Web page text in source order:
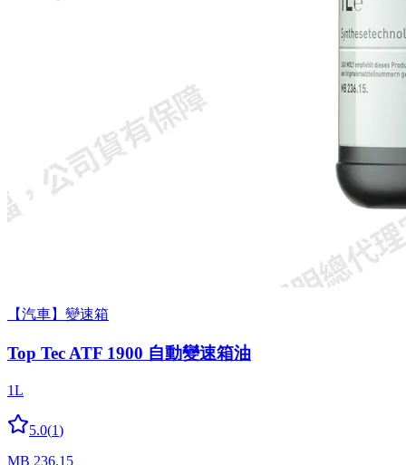
【汽車】變速箱
Top Tec ATF 1900 自動變速箱油
1L
5.0(1)
MB 236.15